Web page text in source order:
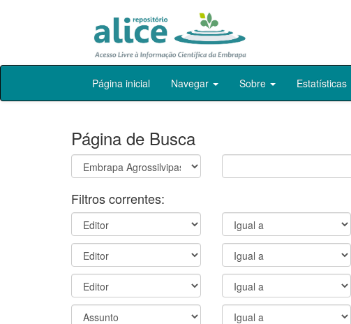
Skip
Página inicial Navegar Sobre Estatísticas
Página de Busca
Filtros correntes: